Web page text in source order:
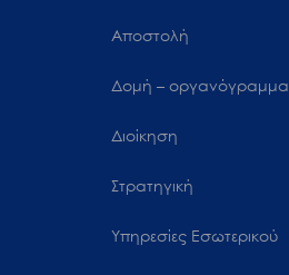
Αποστολή
Δομή – οργανόγραμμα
Διοίκηση
Στρατηγική
Υπηρεσίες Εσωτερικού